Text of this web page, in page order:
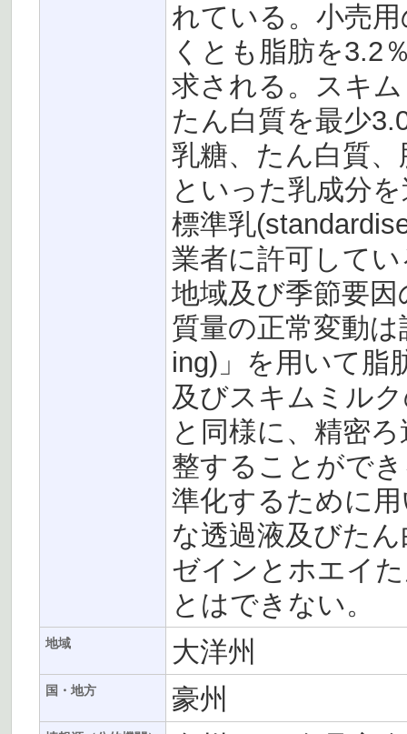
れている。小売
くとも脂肪を3.2
求される。スキ
たん白質を最少
乳糖、たん白質
といった乳成分
標準乳
業者に許可して
地域及び季節要
質量の正常変動
ing)」を用いて脂
及びスキムミル
と同様に、精密
整することがで
準化するために
な透過液及びた
ゼインとホエイ
とはできない。
地域 大洋州
国・地方 豪州